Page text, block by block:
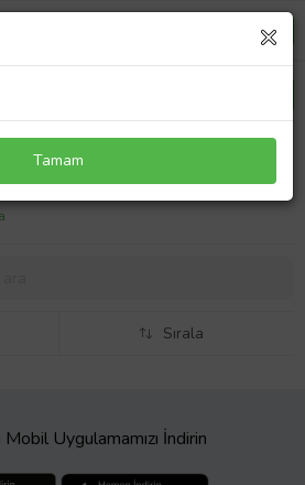
Küpe Rose
Sırala
Uygulamamızı İndirin
Tamam